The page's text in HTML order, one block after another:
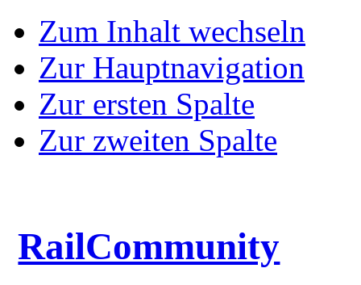
Zum Inhalt wechseln
Zur Hauptnavigation
Zur ersten Spalte
Zur zweiten Spalte
RailCommunity